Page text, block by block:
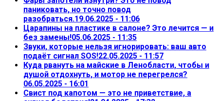
паниковать, но точно повод
разобраться.19.06.2025 - 11:06
Царапины на пластике в салоне? Это лечится — и
без замены!05.06.2025 - 11:35
Звуки, которые нельзя игнорировать: ваш авто
подаёт сигнал SOS!22.05.2025 - 11:57
Куда рвануть на майские в Ленобласти, чтобы и
душой отдохнуть, и мотор не перегрелся?
06.05.2025 - 16:01
Свист под капотом — это не приветствие, а